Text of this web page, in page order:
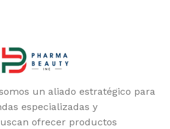
un aliado estratégico para
especializadas y
ofrecer productos